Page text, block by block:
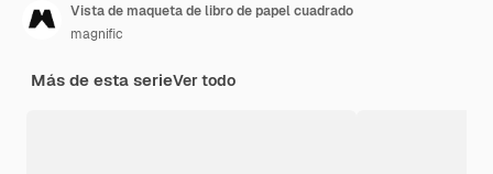
Vista de maqueta de libro de papel cuadrado
magnific
Más de esta serieVer todo